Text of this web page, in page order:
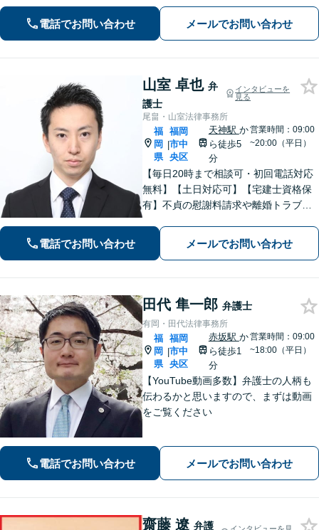
電話でお問い合わせ メールでお問い合わせ
山室 卓也 弁
護士
インタビューを
見る
尾畠・山室法律事務所
福
岡
県
|
福岡
市中
央区
天神駅 か
ら徒歩5
分
営業時間：09:00
~20:00（平日）
【毎日20時まで相談可・初回電話対応
無料】【土日対応可】【宅建士資格保
有】不貞の慰謝料請求や離婚トラブ
務、ITサービストラブルなど幅広く対
応。あなたのパートナーとして、粘り
電話でお問い合わせ メールでお問い合わせ
田代 隼一郎 弁護士
有岡・田代法律事務所
福
岡
県
|
福岡
市中
央区
赤坂駅 か
ら徒歩1
分
営業時間：09:00
~18:00（平日）
【YouTube動画多数】弁護士の人柄も
伝わるかと思いますので、まずは動画
をご覧ください
電話でお問い合わせ メールでお問い合わせ
齋藤 遼 弁護